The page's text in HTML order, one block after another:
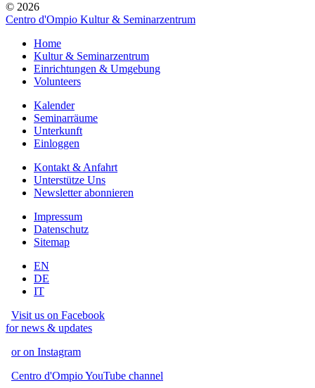
© 2026
Centro d'Ompio Kultur & Seminarzentrum
Home
Kultur & Seminarzentrum
Einrichtungen & Umgebung
Volunteers
Kalender
Seminarräume
Unterkunft
Einloggen
Kontakt & Anfahrt
Unterstütze Uns
Newsletter abonnieren
Impressum
Datenschutz
Sitemap
EN
DE
IT
Visit us on Facebook
for news & updates
or on Instagram
Centro d'Ompio YouTube channel